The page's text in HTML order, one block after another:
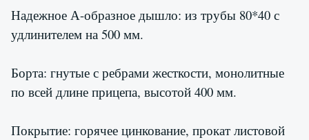
Надежное А-образное дышло: из трубы 80*40 с
удлинителем на 500 мм.
Борта: гнутые с ребрами жесткости, монолитные
по всей длине прицепа, высотой 400 мм.
Покрытие: горячее цинкование, прокат листовой